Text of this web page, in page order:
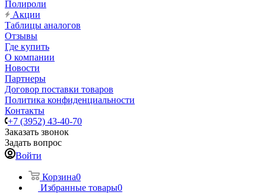
Полироли
Акции
Таблицы аналогов
Отзывы
Где купить
О компании
Новости
Партнеры
Договор поставки товаров
Политика конфиденциальности
Контакты
+7 (3952) 43-40-70
Заказать звонок
Задать вопрос
Войти
Корзина0
Избранные товары0